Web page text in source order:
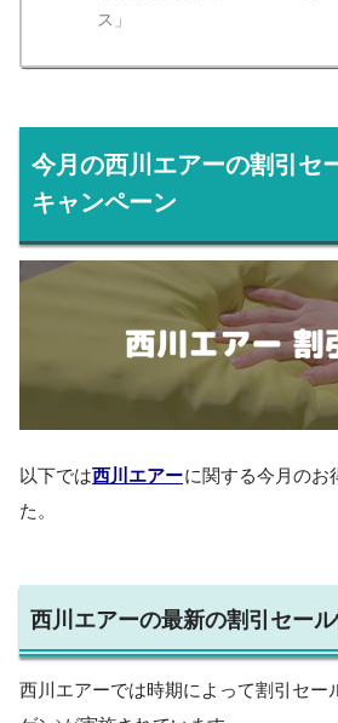
ス」
今月の西川エアーの割引セ
キャンペーン
以下では西川エアーに関する今月のお
た。
西川エアーの最新の割引セール
西川エアーでは時期によって割引セー